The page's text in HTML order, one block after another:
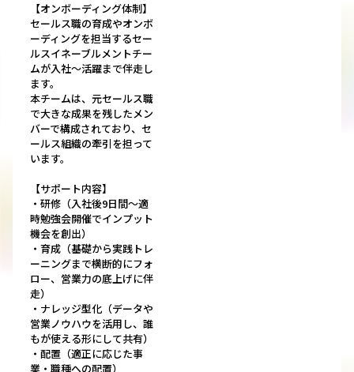
【オンボーディング体制】
セールス職の育成やオンボ
ーディングを担当するセー
ルスイネーブルメントチー
ムが入社～活躍まで伴走し
ます。
本チームは、元セールス職
で大きな成果を残したメン
バーで構成されており、セ
ールス組織の牽引を担って
います。
【サポート内容】
・研修（入社後9日間～適
時勉強会開催でインプット
機会を創出）
・育成（基礎から実践トレ
ーニングまで横断的にフォ
ロー、営業力の底上げに伴
走）
・ナレッジ型化（データや
営業ノウハウを活用し、誰
もが使える形にして共有）
・配置（適正に応じた事
業・職種への配置）